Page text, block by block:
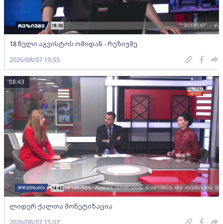
18 წელი აგვისტოს ომიდან - რეზიუმე
2026/08/07 19:55
ლიდერ ქალთა მონეტიზაცია
08:43
2026/08/07 15:07